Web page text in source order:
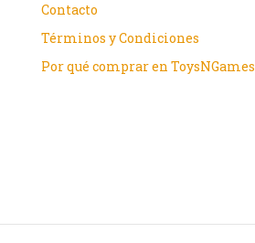
Contacto
Términos y Condiciones
Por qué comprar en ToysNGames